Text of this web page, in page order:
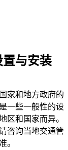
与安装
家和地方政府的
一些一般性的设
区和国家而异。
咨询当地交通管
。